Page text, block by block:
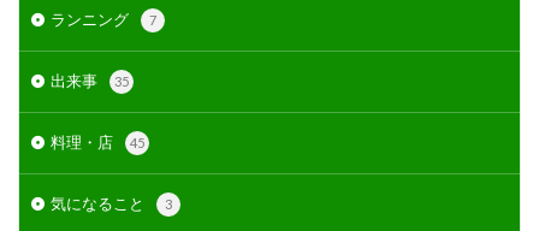
ランニング 7
出来事 35
料理・店 45
気になること 3